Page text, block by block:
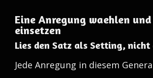
Eine Anregung waehlen
einsetzen
Lies den Satz als Setting,
Jede Anregung in diesem